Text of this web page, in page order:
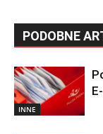
PODOBNE
INNE